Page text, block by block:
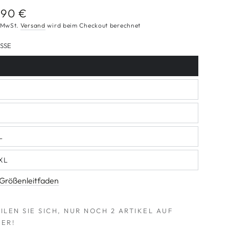
€
Versand wird beim Checkout berechnet
SIE SICH, NUR NOCH 2 ARTIKEL AUF